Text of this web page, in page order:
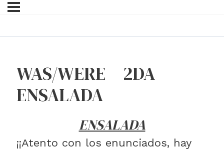
WAS/WERE – 2DA
ENSALADA
ENSALADA
¡¡Atento con los enunciados, hay